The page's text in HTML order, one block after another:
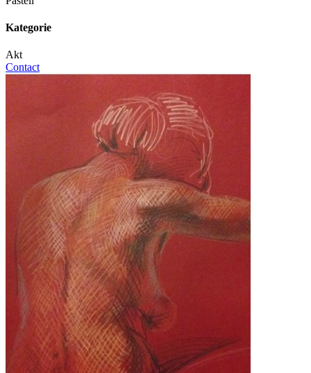
Kategorie
Akt
Contact